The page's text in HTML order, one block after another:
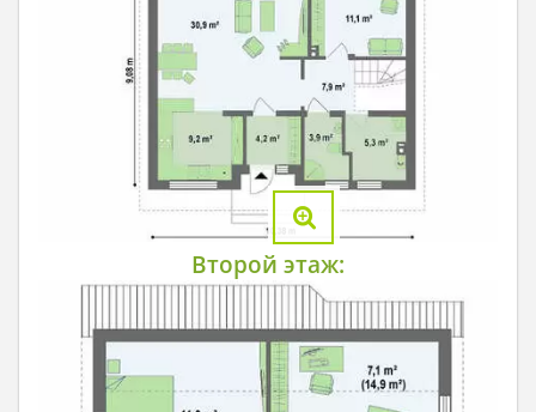
Второй этаж: